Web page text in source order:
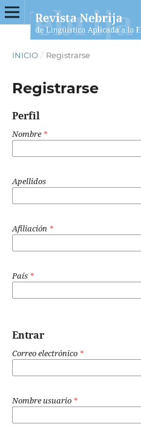
INICIO / Registrarse
Registrarse
Perfil
Nombre*
Apellidos
Afiliación *
País *
Entrar
Correo electrónico *
Nombre usuario *